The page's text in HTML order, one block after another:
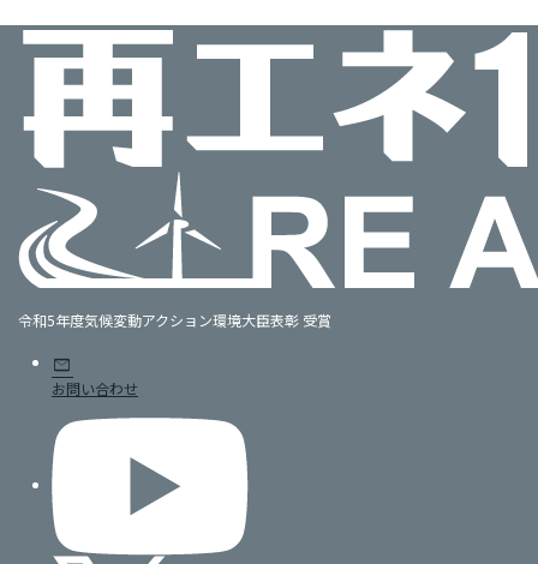
令和5年度気候変動アクション環境大臣表彰 受賞
mail
お問い合わせ